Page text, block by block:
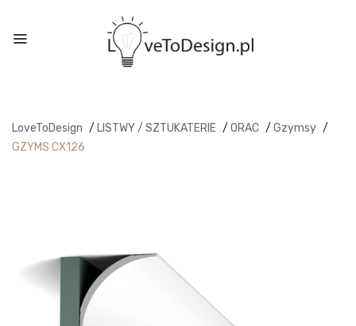
LoveToDesign / LISTWY / SZTUKATERIE / ORAC / Gzymsy /
GZYMS CX126